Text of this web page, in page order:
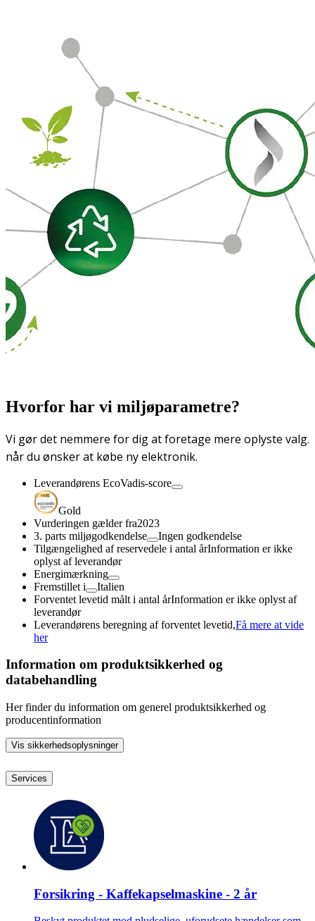
Hvorfor har vi miljøparametre?
Vi gør det nemmere for dig at foretage mere oplyste valg.
når du ønsker at købe ny elektronik.
Leverandørens EcoVadis-score
Gold
Vurderingen gælder fra2023
3. parts miljøgodkendelse
Ingen godkendelse
Tilgængelighed af reservedele i antal årInformation er ikke
oplyst af leverandør
Energimærkning
Fremstillet i
Italien
Forventet levetid målt i antal årInformation er ikke oplyst af
leverandør
Leverandørens beregning af forventet levetid,Få mere at vide
her
Information om produktsikkerhed og
databehandling
Her finder du information om generel produktsikkerhed og
producentinformation
Vis sikkerhedsoplysninger
Services
Forsikring - Kaffekapselmaskine - 2 år